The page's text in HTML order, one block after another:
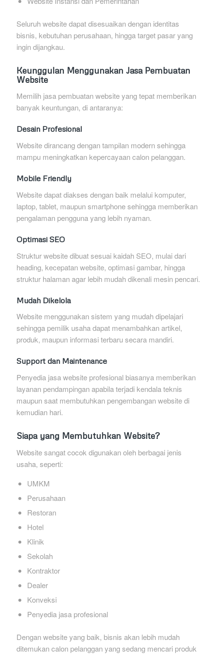
Seluruh website dapat disesuaikan dengan identitas
bisnis, kebutuhan perusahaan, hingga target pasar yang
ingin dijangkau.
Keunggulan Menggunakan Jasa Pembuatan
Website
Memilih jasa pembuatan website yang tepat memberikan
banyak keuntungan, di antaranya:
Desain Profesional
Website dirancang dengan tampilan modern sehingga
mampu meningkatkan kepercayaan calon pelanggan.
Mobile Friendly
Website dapat diakses dengan baik melalui komputer,
laptop, tablet, maupun smartphone sehingga memberikan
pengalaman pengguna yang lebih nyaman.
Optimasi SEO
Struktur website dibuat sesuai kaidah SEO, mulai dari
heading, kecepatan website, optimasi gambar, hingga
struktur halaman agar lebih mudah dikenali mesin pencari.
Mudah Dikelola
Website menggunakan sistem yang mudah dipelajari
sehingga pemilik usaha dapat menambahkan artikel,
produk, maupun informasi terbaru secara mandiri.
Support dan Maintenance
Penyedia jasa website profesional biasanya memberikan
layanan pendampingan apabila terjadi kendala teknis
maupun saat membutuhkan pengembangan website di
kemudian hari.
Siapa yang Membutuhkan Website?
Website sangat cocok digunakan oleh berbagai jenis
usaha, seperti:
UMKM
Perusahaan
Restoran
Hotel
Klinik
Sekolah
Kontraktor
Dealer
Konveksi
Penyedia jasa profesional
Dengan website yang baik, bisnis akan lebih mudah
ditemukan calon pelanggan yang sedang mencari produk